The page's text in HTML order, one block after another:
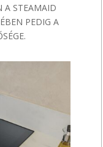
A STEAMAID
PEDIG A